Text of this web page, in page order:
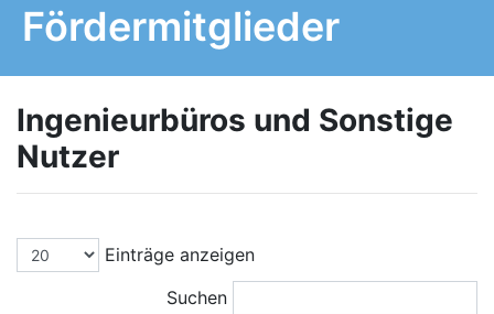
Fördermitglieder
Ingenieurbüros und Sonstige
Nutzer
Einträge anzeigen
Suchen